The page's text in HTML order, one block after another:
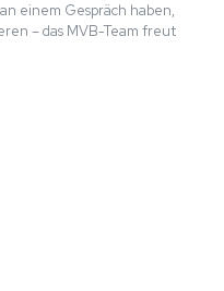
einem Gespräch haben,
– das MVB-Team freut